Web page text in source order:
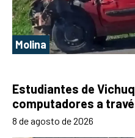
Molina
Estudiantes de
computadores a
8 de agosto de 2026